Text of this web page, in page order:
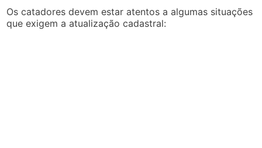
Os catadores devem estar atentos a algumas situações
que exigem a atualização cadastral: